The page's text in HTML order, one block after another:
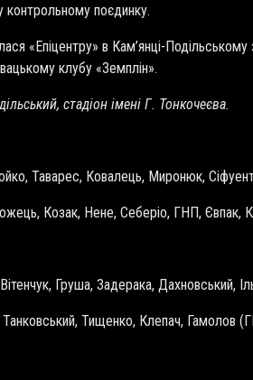
контрольному поєдинку.
«Епіцентру» в Кам’янці-
клубу «Земплін».
стадіон імені Г. Тонкочеєва.
Таварес, Ковалець, Миронюк,
Козак, Нене, Себеріо, ГНП, Євпак,
Груша, Задерака, Дахновський,
Тищенко, Клепач, Гамолов